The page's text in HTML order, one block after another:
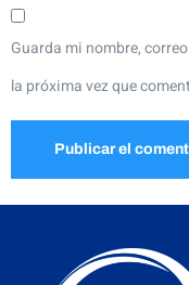
Guarda mi nombre,
la próxima vez que